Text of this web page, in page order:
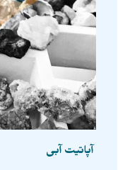
آپاتیت آبی